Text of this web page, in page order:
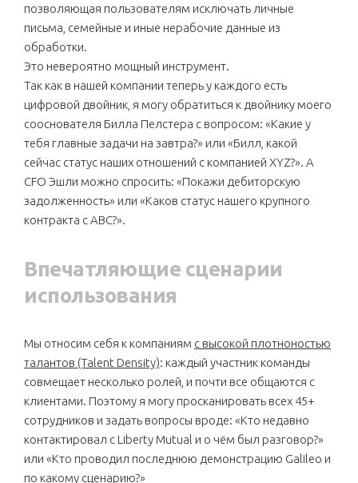
позволяющая пользователям исключать личные
письма, семейные и иные нерабочие данные из
обработки.
Это невероятно мощный инструмент.
Так как в нашей компании теперь у каждого есть
цифровой двойник, я могу обратиться к двойнику моего
сооснователя Билла Пелстера с вопросом: «Какие у
тебя главные задачи на завтра?» или «Билл, какой
сейчас статус наших отношений с компанией XYZ?». А
CFO Эшли можно спросить: «Покажи дебиторскую
задолженность» или «Каков статус нашего крупного
контракта с ABC?».
Впечатляющие сценарии
использования
Мы относим себя к компаниям с высокой плотноностью
талантов (Talent Density): каждый участник команды
совмещает несколько ролей, и почти все общаются с
клиентами. Поэтому я могу просканировать всех 45+
сотрудников и задать вопросы вроде: «Кто недавно
контактировал с Liberty Mutual и о чём был разговор?»
или «Кто проводил последнюю демонстрацию Galileo и
по какому сценарию?»